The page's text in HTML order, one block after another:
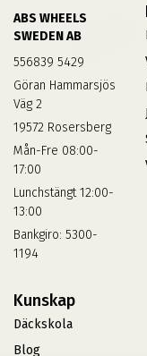
ABS WHEELS
SWEDEN AB
556839 5429
Göran Hammarsjös
Väg 2
19572 Rosersberg
Mån-Fre 08:00-
17:00
Lunchstängt 12:00-
13:00
Bankgiro: 5300-
1194
Kunskap
Däckskola
Blog